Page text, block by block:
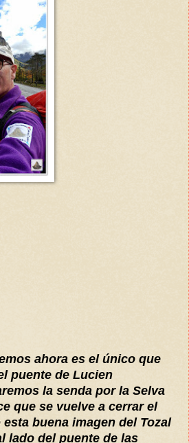
ahora es el único que
puente de Lucien
la senda por la Selva
que se vuelve a cerrar el
buena imagen del Tozal
lado del puente de las